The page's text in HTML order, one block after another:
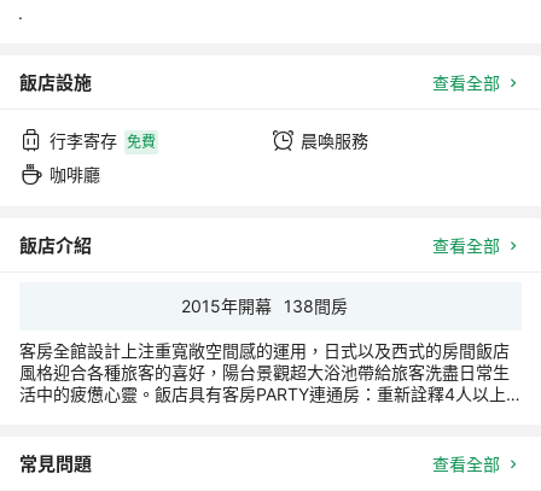
.
飯店設施 查看全部
行李寄存 免費
晨喚服務
咖啡廳
飯店介紹 查看全部
2015年開幕 138間房
客房全館設計上注重寬敞空間感的運用，日式以及西式的房間飯店
風格迎合各種旅客的喜好，陽台景觀超大浴池帶給旅客洗盡日常生
活中的疲憊心靈。飯店具有客房PARTY連通房：重新詮釋4人以上
呂，由入口即開始就給旅客期待及樂趣還有位於地下一樓的日式男
常見問題 查看全部